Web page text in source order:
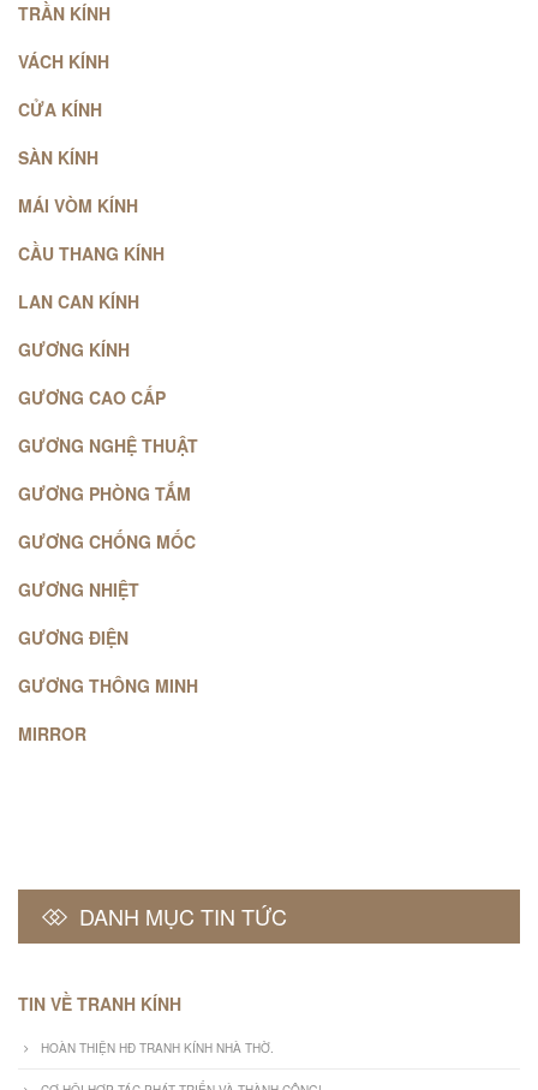
TRẦN KÍNH
VÁCH KÍNH
CỬA KÍNH
SÀN KÍNH
MÁI VÒM KÍNH
CẦU THANG KÍNH
LAN CAN KÍNH
GƯƠNG KÍNH
GƯƠNG CAO CẤP
GƯƠNG NGHỆ THUẬT
GƯƠNG PHÒNG TẮM
GƯƠNG CHỐNG MỐC
GƯƠNG NHIỆT
GƯƠNG ĐIỆN
GƯƠNG THÔNG MINH
MIRROR
DANH MỤC TIN TỨC
TIN VỀ TRANH KÍNH
HOÀN THIỆN HĐ TRANH KÍNH NHÀ THỜ.